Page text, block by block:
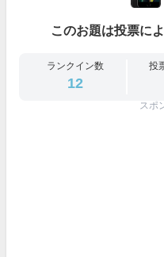
このお題は投票に
ランクイン数
12
投
スポ